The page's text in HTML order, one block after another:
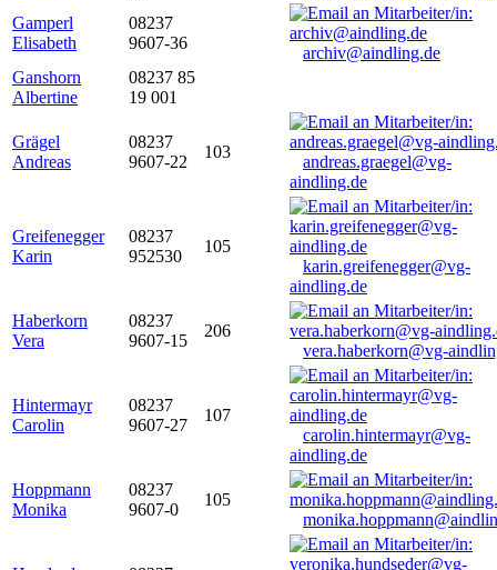
Gamperl
Elisabeth
08237
9607-36
archiv@aindling.de
Ganshorn
Albertine
08237 85
19 001
Grägel
Andreas
08237
9607-22
103
andreas.graegel@vg-
aindling.de
Greifenegger
Karin
08237
952530
105
karin.greifenegger@vg-
aindling.de
Haberkorn
Vera
08237
9607-15
206
vera.haberkorn@vg-
Hintermayr
Carolin
08237
9607-27
107
carolin.hintermayr@vg-
aindling.de
Hoppmann
Monika
08237
9607-0
105